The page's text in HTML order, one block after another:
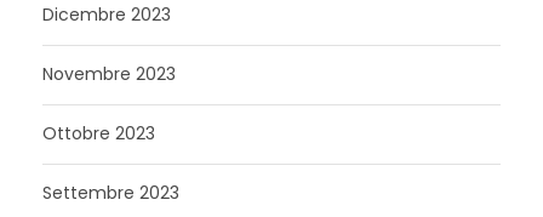
Dicembre 2023
Novembre 2023
Ottobre 2023
Settembre 2023